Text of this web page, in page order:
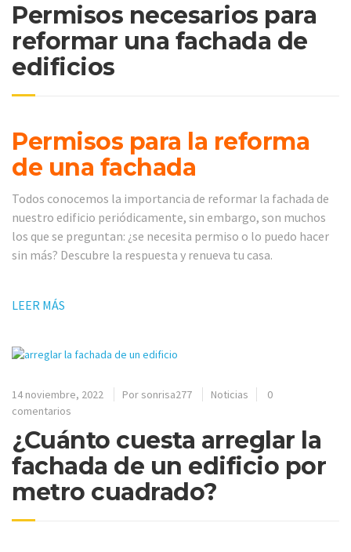
Permisos necesarios para
reformar una fachada de
edificios
Permisos para la reforma
de una fachada
Todos conocemos la importancia de reformar la fachada de
nuestro edificio periódicamente, sin embargo, son muchos
los que se preguntan: ¿se necesita permiso o lo puedo hacer
sin más? Descubre la respuesta y renueva tu casa.
LEER MÁS
14 noviembre, 2022 Por sonrisa277 Noticias
0
comentarios
¿Cuánto cuesta arreglar la
fachada de un edificio por
metro cuadrado?